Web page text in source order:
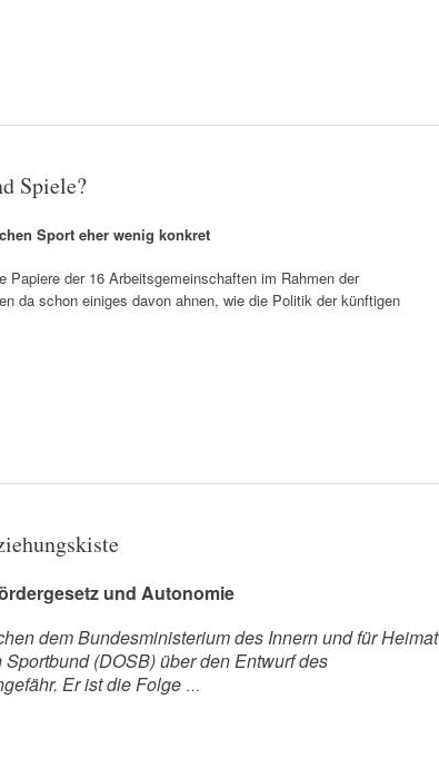
Spiele?
Sport eher wenig konkret
der 16 Arbeitsgemeinschaften im Rahmen der
da schon einiges davon ahnen, wie die Politik der künftigen
und Autonomie
dem Bundesministerium des Innern und für Heimat
(DOSB) über den Entwurf des
Er ist die Folge …